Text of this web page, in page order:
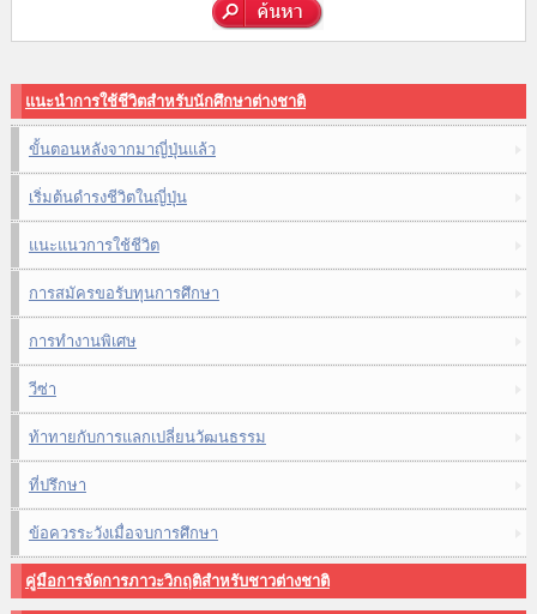
แนะนำการใช้ชีวิตสำหรับนักศึกษาต่างชาติ
ขั้นตอนหลังจากมาญี่ปุ่นแล้ว
เริ่มต้นดำรงชีวิตในญี่ปุ่น
แนะแนวการใช้ชีวิต
การสมัครขอรับทุนการศึกษา
การทำงานพิเศษ
วีซ่า
ท้าทายกับการแลกเปลี่ยนวัฒนธรรม
ที่ปรึกษา
ข้อควรระวังเมื่อจบการศึกษา
คู่มือการจัดการภาวะวิกฤติสำหรับชาวต่างชาติ